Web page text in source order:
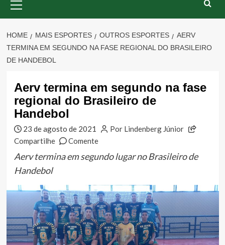
Menu
HOME MAIS ESPORTES OUTROS ESPORTES
AERV
TERMINA EM SEGUNDO NA FASE REGIONAL DO BRASILEIRO
DE HANDEBOL
Aerv termina em segundo na fase
regional do Brasileiro de
Handebol
23 de agosto de 2021
Por Lindenberg Júnior
Compartilhe
Comente
Aerv termina em segundo lugar no Brasileiro de
Handebol